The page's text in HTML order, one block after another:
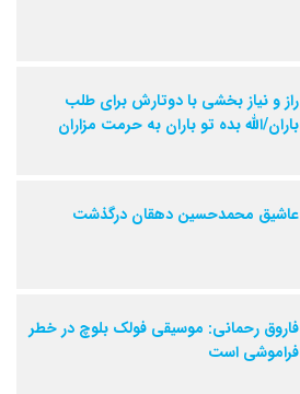
راز و نیاز بخشی با دوتارش برای طلب
باران/الله بده تو باران به حرمت مزاران
عاشیق محمدحسین دهقان درگذشت
فاروق رحمانی: موسیقی فولک بلوچ در خطر
فراموشی است